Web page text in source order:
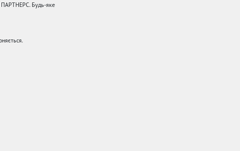
ПАРТНЕРС. Будь-яке